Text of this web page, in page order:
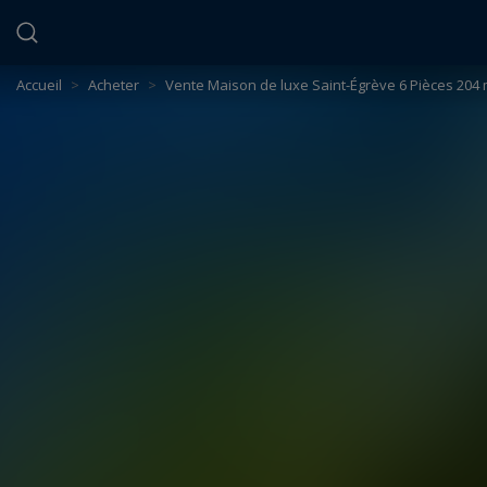
Accueil > Acheter > Vente Maison de luxe Saint-Égrève 6 Pièces 204